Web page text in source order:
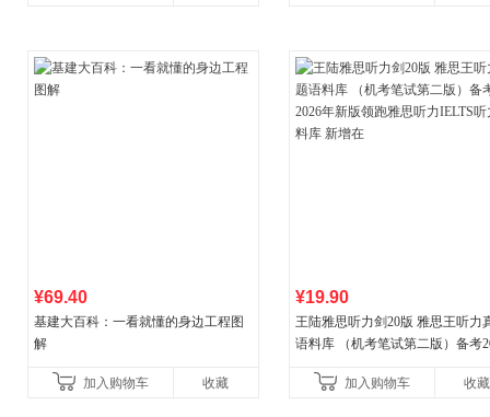
¥69.40
基建大百科：一看就懂的身边工程图
解
加入购物车 收藏
¥19.90
王陆雅思听力剑20版 雅思王听力
语料库 （机考笔试第二版）备考
新增在
加入购物车 收藏